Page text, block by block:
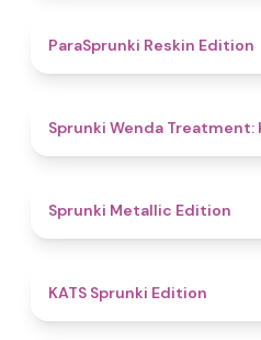
ParaSprunki Reskin Edition
Sprunki Wenda Treatment:
Sprunki Metallic Edition
KATS Sprunki Edition